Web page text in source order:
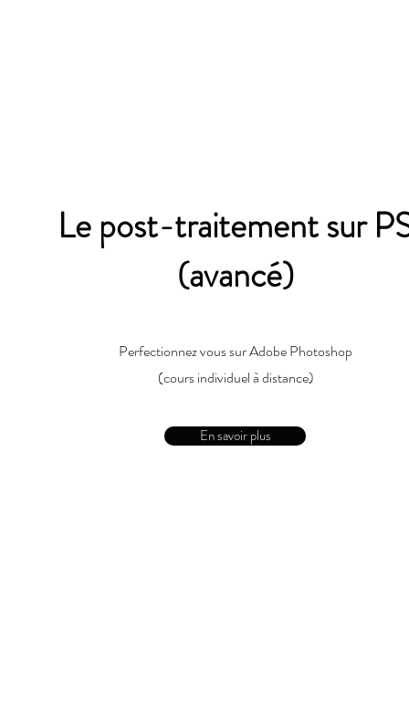
Le post-traitement sur
(avancé)
Perfectionnez vous sur Adobe Photoshop
(cours individuel à distance)
En savoir plus